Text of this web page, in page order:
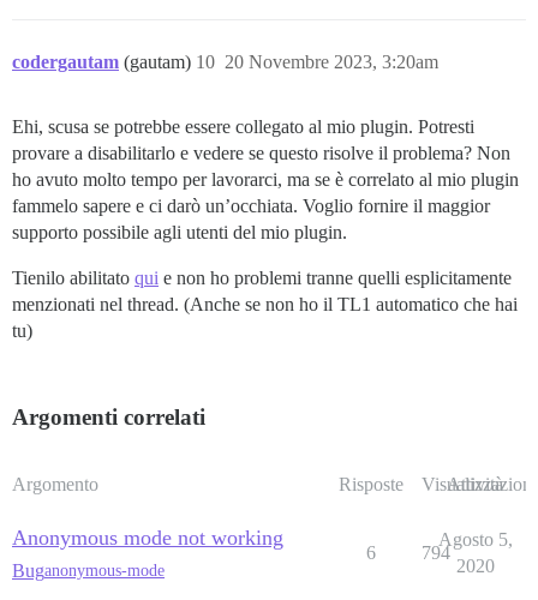
codergautam (gautam) 20 Novembre 2023, 3:20am
10
Ehi, scusa se potrebbe essere collegato al mio plugin. Potresti
provare a disabilitarlo e vedere se questo risolve il problema? Non
ho avuto molto tempo per lavorarci, ma se è correlato al mio plugin
fammelo sapere e ci darò un’occhiata. Voglio fornire il maggior
supporto possibile agli utenti del mio plugin.
Tienilo abilitato qui e non ho problemi tranne quelli esplicitamente
menzionati nel thread. (Anche se non ho il TL1 automatico che hai
tu)
Argomenti correlati
Argomento Risposte Visualizzazioni
Attività
Anonymous mode not working
Buganonymous-mode
6 794
Agosto 5,
2020